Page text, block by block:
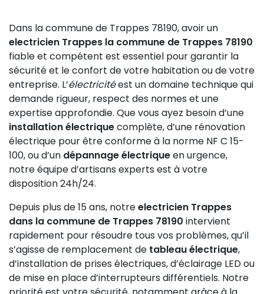
Dans la commune de Trappes 78190, avoir un
electricien Trappes la commune de Trappes 78190
fiable et compétent est essentiel pour garantir la
sécurité et le confort de votre habitation ou de votre
entreprise. L’électricitéest un domaine technique qui
demande rigueur, respect des normes et une
expertise approfondie. Que vous ayez besoin d’une
installation électriquecomplète, d’une rénovation
électrique pour être conforme à la norme NF C 15-
100, ou d’un dépannage électriqueen urgence,
notre équipe d’artisans experts est à votre
disposition 24h/24.
Depuis plus de 15 ans, notreelectricien Trappes
dans la commune de Trappes 78190 intervient
rapidement pour résoudre tous vos problèmes, qu’il
s’agisse de remplacement de tableau électrique,
d’installation de prises électriques, d’éclairage LED ou
de mise en place d’interrupteurs différentiels. Notre